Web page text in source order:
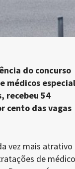
do concurso
médicos
recebeu 54
cento das vagas
vez mais atrativo
de